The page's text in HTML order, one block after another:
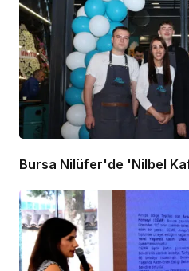
Bursa Nilüfer'de 'Nilbel